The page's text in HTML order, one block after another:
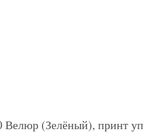
(Зелёный), принт уп